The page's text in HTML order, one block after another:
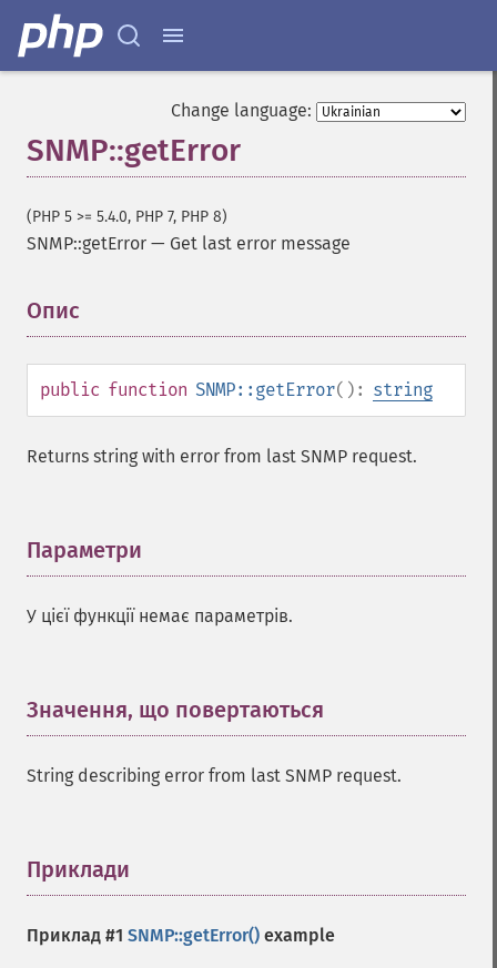
Change language:
SNMP::getError
(PHP 5 >= 5.4.0, PHP 7, PHP 8)
SNMP::getError — Get last error message
Опис
public function SNMP::getError(): string
Returns string with error from last SNMP request.
Параметри
У цієї функції немає параметрів.
Значення, що повертаються
String describing error from last SNMP request.
Приклади
Приклад #1 SNMP::getError() example